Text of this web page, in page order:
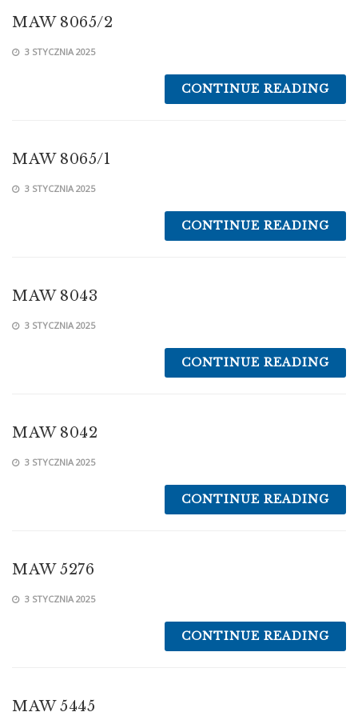
MAW 8065/2
3 STYCZNIA 2025
CONTINUE READING
MAW 8065/1
3 STYCZNIA 2025
CONTINUE READING
MAW 8043
3 STYCZNIA 2025
CONTINUE READING
MAW 8042
3 STYCZNIA 2025
CONTINUE READING
MAW 5276
3 STYCZNIA 2025
CONTINUE READING
MAW 5445